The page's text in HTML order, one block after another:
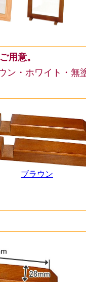
用意。
ン・ホワイト・無
ブラウン